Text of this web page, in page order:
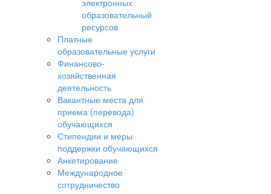
электронных
образовательный
ресурсов
Платные
образовательные услуги
Финансово-
хозяйственная
деятельность
Вакантные места для
приема (перевода)
обучающихся
Стипендии и меры
поддержки обучающихся
Анкетирование
Международное
сотрудничество